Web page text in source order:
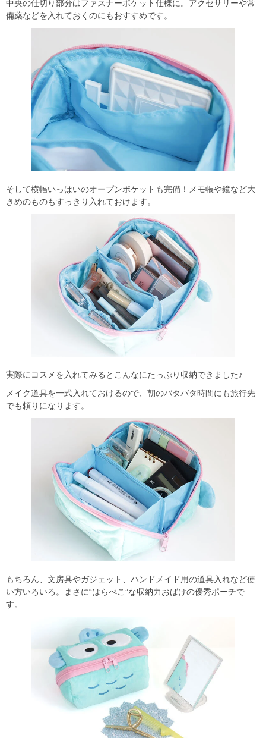
中央の仕切り部分はファスナーポケット仕様に。アクセサリーや常
備薬などを入れておくのにもおすすめです。
そして横幅いっぱいのオープンポケットも完備！メモ帳や鏡など大
きめのものもすっきり入れておけます。
実際にコスメを入れてみるとこんなにたっぷり収納できました♪
メイク道具を一式入れておけるので、朝のバタバタ時間にも旅行先
でも頼りになります。
もちろん、文房具やガジェット、ハンドメイド用の道具入れなど使
い方いろいろ。まさに“はらぺこ”な収納力おばけの優秀ポーチで
す。